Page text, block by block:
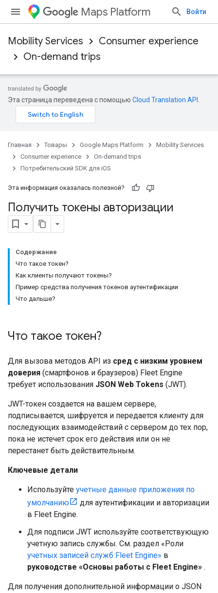
Maps Platform Войти
Mobility Services
Consumer experience
On-demand trips
Эта страница переведена с помощью Cloud Translation API
Главная Товары Google Maps Platform
Mobility Services
Consumer experience
On-demand trips
Потребительский SDK для iOS
Эта информация оказалась полезной?
Получить токены авторизации
Содержание
Что такое токен?
Как клиенты получают токены?
Пример средства получения токенов аутентификации
Что дальше?
Что такое токен?
Для вызова методов API из сред с низким уровнем
доверия (смартфонов и браузеров) Fleet Engine
требует использования JSON Web Tokens (JWT).
JWT-токен создается на вашем сервере,
подписывается, шифруется и передается клиенту для
последующих взаимодействий с сервером до тех пор,
пока не истечет срок его действия или он не
перестанет быть действительным.
Ключевые детали
Используйте учетные данные приложения по
умолчанию
для аутентификации и авторизации
в Fleet Engine.
Для подписи JWT используйте соответствующую
учетную запись службы. См. раздел «Роли
учетных записей служб Fleet Engine» в
руководстве «Основы работы с Fleet Engine» .
Для получения дополнительной информации о JSON